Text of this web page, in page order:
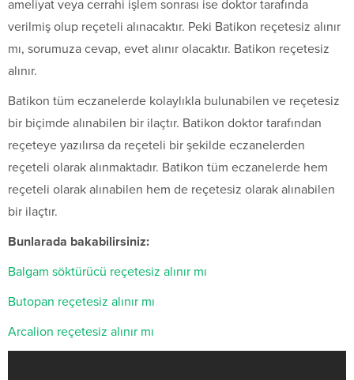
ameliyat veya cerrahi işlem sonrası ise doktor tarafında
verilmiş olup reçeteli alınacaktır. Peki Batikon reçetesiz alınır
mı, sorumuza cevap, evet alınır olacaktır. Batikon reçetesiz
alınır.
Batikon tüm eczanelerde kolaylıkla bulunabilen ve reçetesiz
bir biçimde alınabilen bir ilaçtır. Batikon doktor tarafından
reçeteye yazılırsa da reçeteli bir şekilde eczanelerden
reçeteli olarak alınmaktadır. Batikon tüm eczanelerde hem
reçeteli olarak alınabilen hem de reçetesiz olarak alınabilen
bir ilaçtır.
Bunlarada bakabilirsiniz:
Balgam söktürücü reçetesiz alınır mı
Butopan reçetesiz alınır mı
Arcalion reçetesiz alınır mı